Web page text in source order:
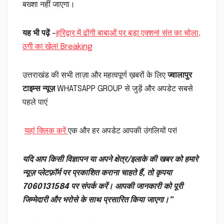
बख्शा नहीं जाएगा।
यह भी पढ़ें–हरिद्वार में ढोंगी बाबाओं पर बड़ा एक्शन! संत का चोला,
ठगी का खेल! Breaking
उत्तराखंड की सभी ताज़ा और महत्वपूर्ण ख़बरों के लिएज्वालापुर
टाइम्स न्यूज़WHATSAPP GROUP से जुड़ें और अपडेट सबसे
पहले पाएं
यहां क्लिक करेंएक और हर अपडेट आपकी उंगलियों पर!
यदि आप किसी विज्ञापन या अपने क्षेत्र/इलाके की खबर को हमारे
न्यूज़ प्लेटफ़ॉर्म पर प्रकाशित कराना चाहते हैं, तो कृपया
7060131584 पर संपर्क करें। आपकी जानकारी को पूरी
जिम्मेदारी और भरोसे के साथ प्रसारित किया जाएगा।”